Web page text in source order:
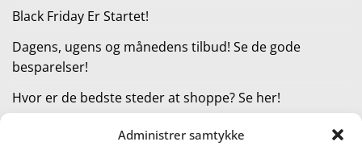
Administrer samtykke
Black Friday Er Startet!
Dagens, ugens og månedens tilbud! Se de gode
besparelser!
Hvor er de bedste steder at shoppe? Se her!